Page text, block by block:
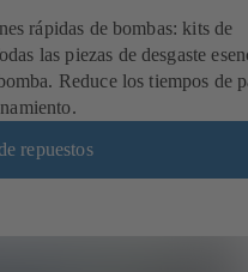
rápidas de bombas: kits de
las piezas de desgaste
Reduce los tiempos de
repuestos